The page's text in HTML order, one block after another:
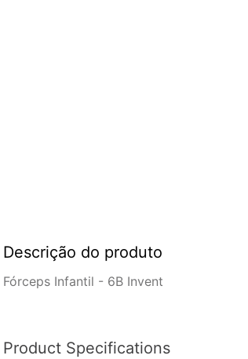
Descrição do produto
Fórceps Infantil - 6B Invent
Product Specifications